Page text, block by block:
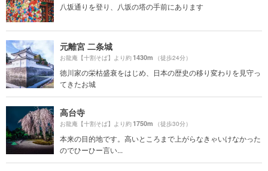
八坂通りを登り、八坂の塔の手前にあります
元離宮 二条城
お龍庵【十割そば】より約1430m （徒歩24分）
徳川家の栄枯盛衰をはじめ、日本の歴史の移り変わりを見守っ
てきたお城
高台寺
お龍庵【十割そば】より約1750m （徒歩30分）
本来の目的地です。高いところまで上がらなきゃいけなかった
のでひーひー言い...